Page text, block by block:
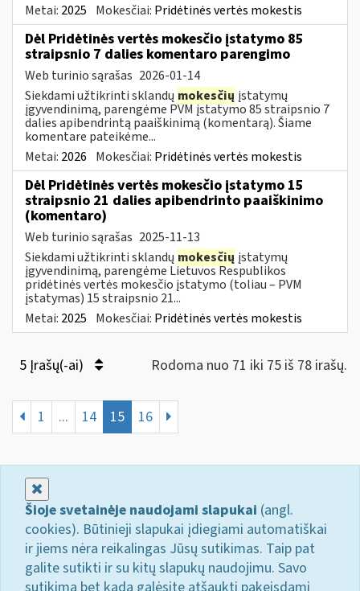
Metai: 2025 Mokesčiai: Pridėtinės vertės mokestis
Dėl Pridėtinės vertės mokesčio įstatymo 85
straipsnio 7 dalies komentaro parengimo
Web turinio sąrašas 2026-01-14
Siekdami užtikrinti sklandų mokesčių įstatymų
įgyvendinimą, parengėme PVM įstatymo 85 straipsnio 7
dalies apibendrintą paaiškinimą (komentarą). Šiame
komentare pateikėme...
Metai: 2026 Mokesčiai: Pridėtinės vertės mokestis
Dėl Pridėtinės vertės mokesčio įstatymo 15
straipsnio 21 dalies apibendrinto paaiškinimo
(komentaro)
Web turinio sąrašas 2025-11-13
Siekdami užtikrinti sklandų mokesčių įstatymų
įgyvendinimą, parengėme Lietuvos Respublikos
pridėtinės vertės mokesčio įstatymo (toliau – PVM
įstatymas) 15 straipsnio 21...
Metai: 2025 Mokesčiai: Pridėtinės vertės mokestis
5 Įrašų(-ai) Rodoma nuo 71 iki 75 iš 78 irašų.
1 ... 14 15 16
Šioje svetainėje naudojami slapukai (angl.
cookies). Būtinieji slapukai įdiegiami automatiškai
ir jiems nėra reikalingas Jūsų sutikimas. Taip pat
galite sutikti ir su kitų slapukų naudojimu. Savo
sutikimą bet kada galėsite atšaukti pakeisdami